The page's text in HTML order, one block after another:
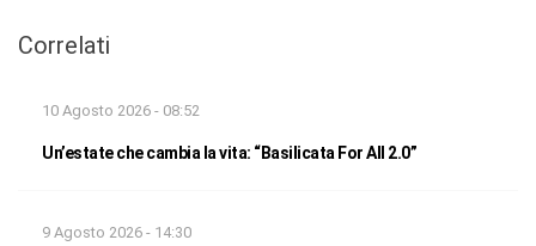
Correlati
10 Agosto 2026 - 08:52
Un’estate che cambia la vita: “Basilicata For All 2.0”
9 Agosto 2026 - 14:30